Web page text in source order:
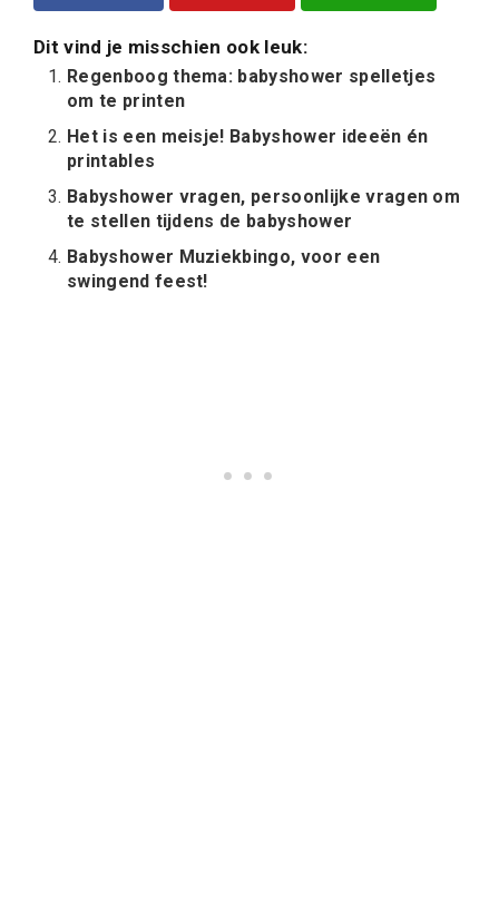
Dit vind je misschien ook leuk:
Regenboog thema: babyshower spelletjes
om te printen
Het is een meisje! Babyshower ideeën én
printables
Babyshower vragen, persoonlijke vragen om
te stellen tijdens de babyshower
Babyshower Muziekbingo, voor een
swingend feest!